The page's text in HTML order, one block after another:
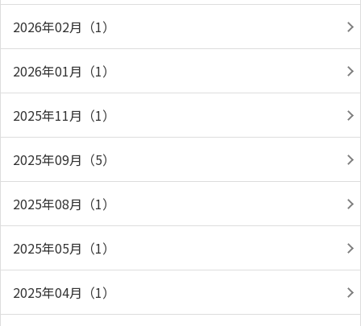
2026年02月（1）
2026年01月（1）
2025年11月（1）
2025年09月（5）
2025年08月（1）
2025年05月（1）
2025年04月（1）